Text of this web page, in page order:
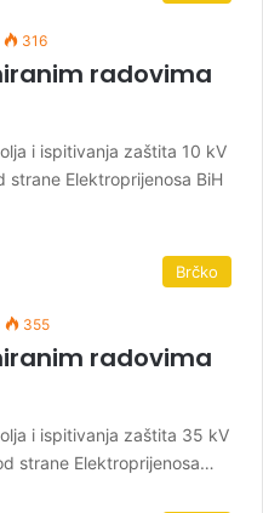
316
radovima
i ispitivanja zaštita 10 kV
Elektroprijenosa BiH
Brčko
355
radovima
i ispitivanja zaštita 35 kV
strane Elektroprijenosa…